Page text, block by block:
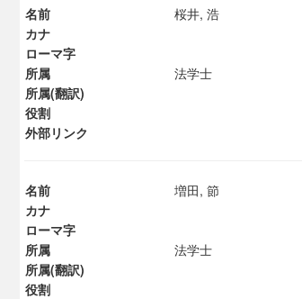
名前
桜井, 浩
カナ
ローマ字
所属
法学士
所属(翻訳)
役割
外部リンク
名前
増田, 節
カナ
ローマ字
所属
法学士
所属(翻訳)
役割